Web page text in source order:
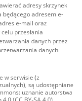
adresy skrzynek
będącego adresem e-
e-mail oraz
przesłania
danych przez
danych
w serwisie (z
są udostępniane
uznanie autorstwa